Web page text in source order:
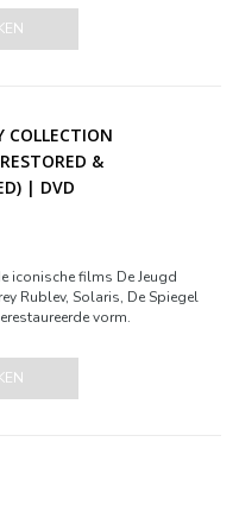
COLLECTION
&
| DVD
iconische films De Jeugd
Rublev, Solaris, De Spiegel
vorm.